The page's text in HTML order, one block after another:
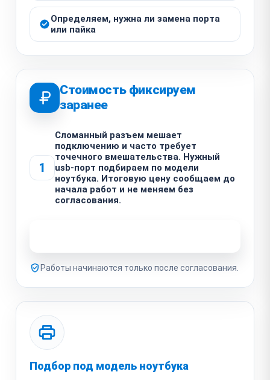
Определяем, нужна ли замена порта
или пайка
Стоимость фиксируем
заранее
1
Сломанный разъем мешает
подключению и часто требует
точечного вмешательства. Нужный
usb-порт подбираем по модели
ноутбука. Итоговую цену сообщаем до
начала работ и не меняем без
согласования.
Работы начинаются только после согласования.
Подбор под модель ноутбука